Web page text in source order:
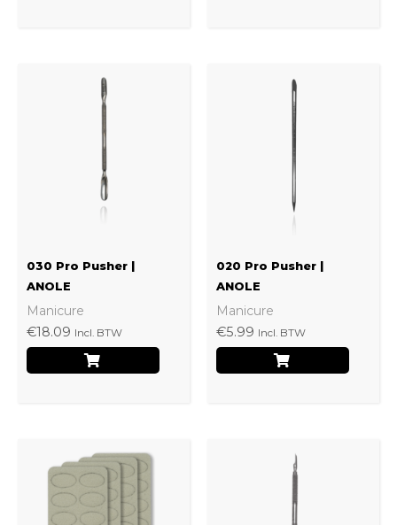
030 Pro Pusher |
ANOLE
Manicure
€18.09 Incl. BTW
020 Pro Pusher |
ANOLE
Manicure
€5.99 Incl. BTW